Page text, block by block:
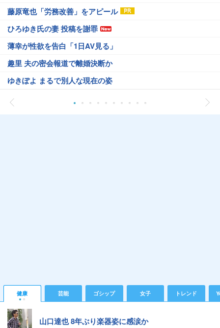
藤原竜也「労務改善」をアピール
ひろゆき氏の妻 投稿を謝罪
薄幸が性欲を告白「1日AV見る」
趣里 夫の密会報道で離婚決断か
ゆきぽよ まるで別人な現在の姿
健康 芸能 ゴシップ 女子 トレンド
山口達也 8年ぶり楽器姿に感涙か